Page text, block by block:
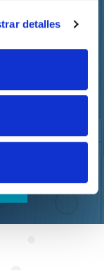
detalles
vous
au format